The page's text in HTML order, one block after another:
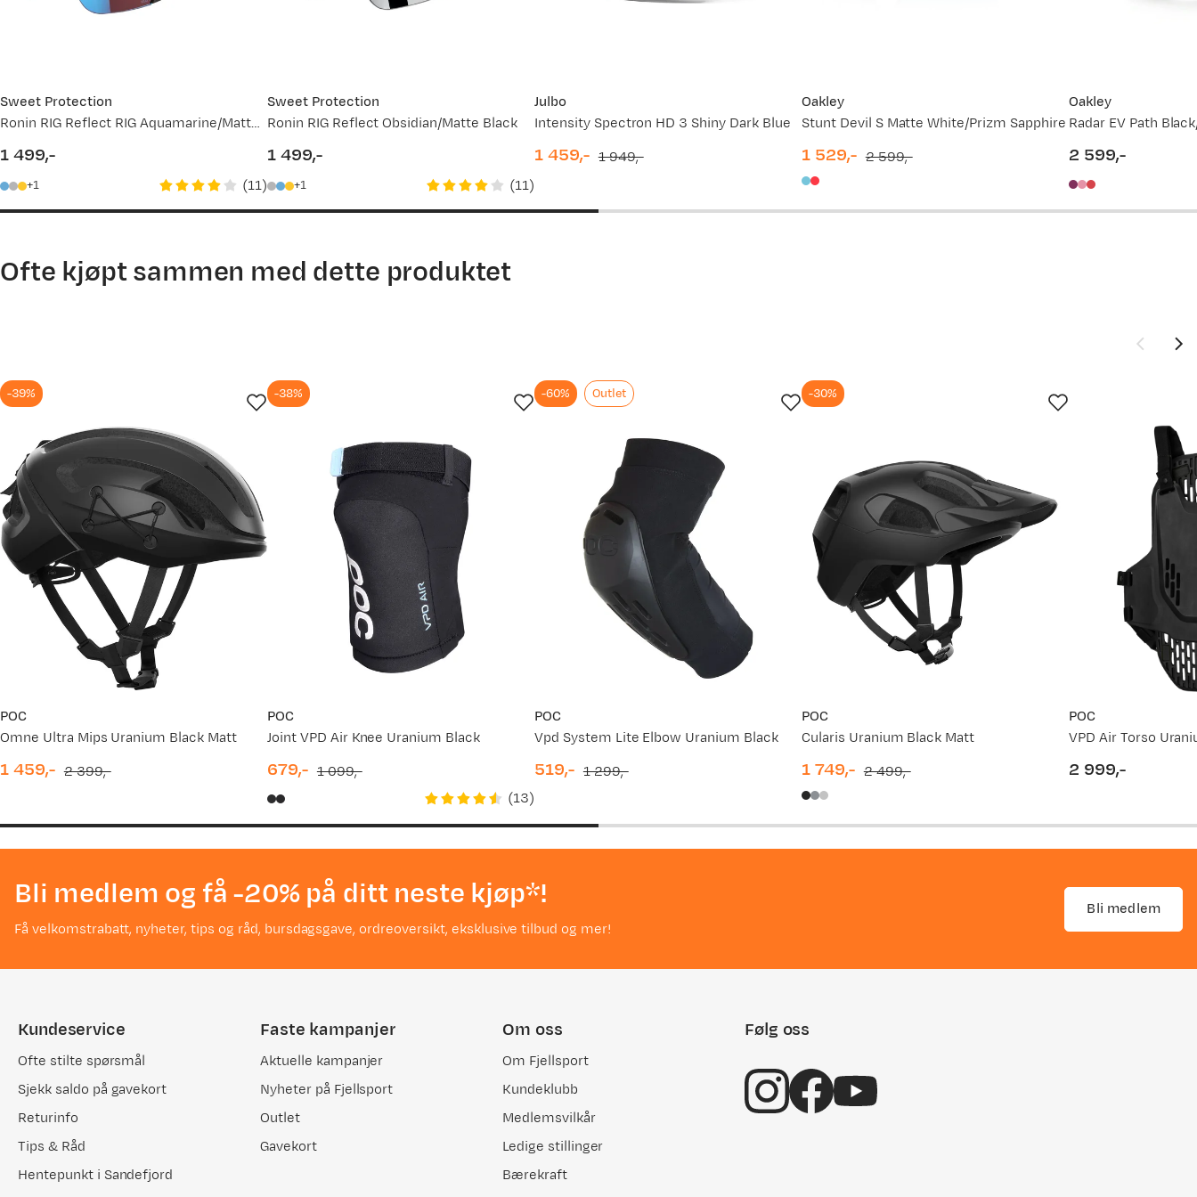
Sweet Protection
Ronin RIG Reflect RIG Aquamarine/Matte Crystal Black
1 499,-
1 (11)
Sweet Protection
Ronin RIG Reflect Obsidian/Matte Black
1 499,-
1 (11)
Julbo
Intensity Spectron HD 3 Shiny Dark Blue
1 459,- 1 949,-
Oakley
Stunt Devil S Matte White/Prizm Sapphire
discounted
1 529,-
original
2 599,-
Oakley
Radar EV Path
2 599,-
Ofte kjøpt sammen med dette produktet
POC
Omne Ultra Mips Uranium Black Matt
-39%
1 459,- 2 399,-
POC
Joint VPD Air Knee Uranium Black
-38%
price
679,-
price
1 099,-
(13)
POC
Vpd System Lite Elbow Uranium Black
-60% Outlet
519,- 1 299,-
POC
Cularis Uranium Black Matt
-30%
discounted
1 749,-
original
2 499,-
POC
VPD Air Torso
2 999,-
Bli medlem og få -20% på ditt neste kjøp*!
Få velkomstrabatt, nyheter, tips og råd, bursdagsgave, ordreoversikt, eksklusive tilbud og mer!
Bli medlem
Kundeservice
Ofte stilte spørsmål
Sjekk saldo på gavekort
Returinfo
Tips & Råd
Hentepunkt i Sandefjord
Faste kampanjer
Aktuelle kampanjer
Nyheter på Fjellsport
Outlet
Gavekort
Om oss
Om Fjellsport
Kundeklubb
Medlemsvilkår
Ledige stillinger
Bærekraft
Følg oss